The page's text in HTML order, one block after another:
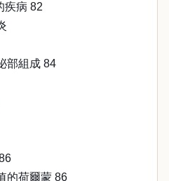
疾病 82
部組成 84
的荷爾蒙 86